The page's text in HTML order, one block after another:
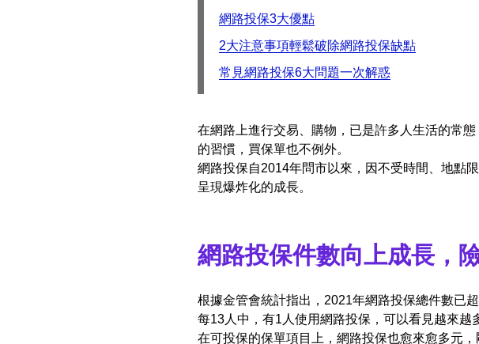
網路投保3大優點
2大注意事項輕鬆破除網路投保缺點
常見網路投保6大問題一次解惑
在網路上進行交易、購物，已是許多人生活的常
的習慣，買保單也不例外。
網路投保自2014年問市以來，因不受時間、地點
呈現爆炸化的成長。
網路投保件數向上成長，
根據金管會統計指出，2021年網路投保總件數已
每13人中，有1人使用網路投保，可以看見越來越
在可投保的保單項目上，網路投保也愈來愈多元